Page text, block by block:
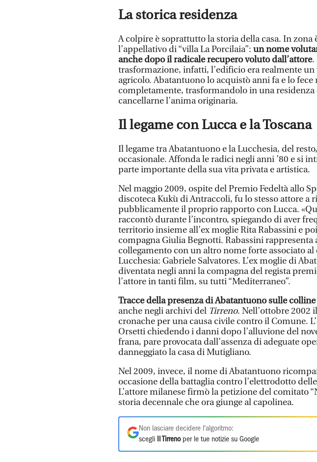
La storica residenza
A colpire è soprattutto la storia della casa. In zona
l’appellativo di “villa La Porcilaia”: un nome
anche dopo il radicale recupero voluto dall’attore.
trasformazione, infatti, l’edificio era realmente
agricolo. Abatantuono lo acquistò anni fa e lo
completamente, trasformandolo in una residenza
cancellarne l’anima originaria.
Il legame con Lucca e la Toscana
Il legame tra Abatantuono e la Lucchesia, del
occasionale. Affonda le radici negli anni ’80 e si
parte importante della sua vita privata e artistica.
Nel maggio 2009, ospite del Premio Fedeltà allo
discoteca Kukù di Antraccoli, fu lo stesso attore a
pubblicamente il proprio rapporto con Lucca.
raccontò durante l’incontro, spiegando di aver
territorio insieme all’ex moglie Rita Rabassini e
compagna Giulia Begnotti. Rabassini
collegamento con un altro nome forte associato
Lucchesia: Gabriele Salvatores. L’ex moglie di
diventata negli anni la compagna del regista
l’attore in tanti film, su tutti “Mediterraneo”.
Tracce della presenza di Abatantuono sulle
anche negli archivi del Tirreno. Nell’ottobre 2002
cronache per una causa civile contro il Comune.
Orsetti chiedendo i danni dopo l’alluvione del
frana, pare provocata dall’assenza di adeguate
danneggiato la casa di Mutigliano.
Nel 2009, invece, il nome di Abatantuono
occasione della battaglia contro l’elettrodotto
L’attore milanese firmò la petizione del comitato
storia decennale che ora giunge al capolinea.
Non lasciare decidere l'algoritmo:
scegli
Il Tirrenoper le tue notizie su Google